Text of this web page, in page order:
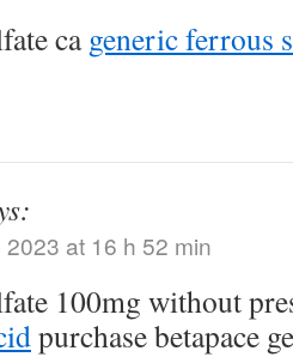
cageneric ferrous
at 16 h 52 min
100mg without
purchase betapace